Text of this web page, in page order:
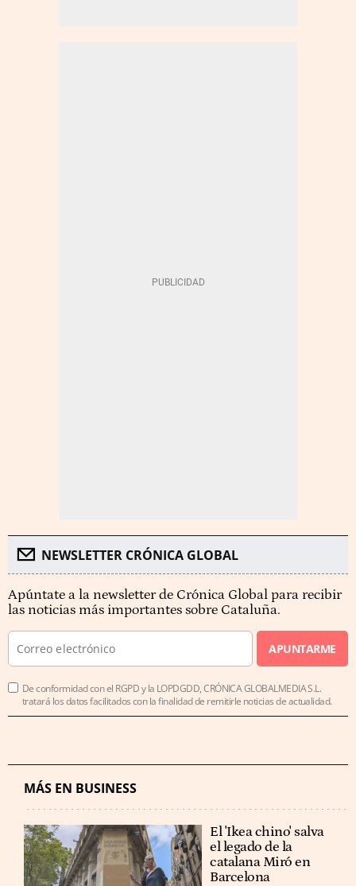
NEWSLETTER CRÓNICA GLOBAL
Apúntate a la newsletter de Crónica Global para recibir
las noticias más importantes sobre Cataluña.
APUNTARME
De conformidad con el RGPD y la LOPDGDD, CRÓNICA GLOBALMEDIA S.L.
tratará los datos facilitados con la finalidad de remitirle noticias de actualidad.
MÁS EN BUSINESS
El 'Ikea chino' salva
el legado de la
catalana Miró en
Barcelona